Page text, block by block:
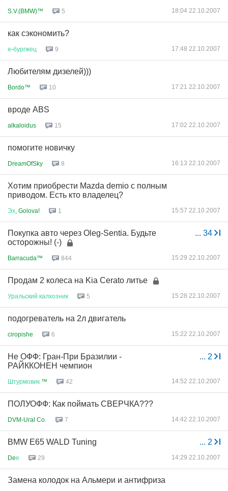
S.V.(BMW)™ 5 18:04 22.10.2007
как сэкономить?
е-бургжец 9 17:48 22.10.2007
Любителям дизелей)))
Bordo™ 10 17:21 22.10.2007
вроде ABS
alkaloidus 15 17:02 22.10.2007
помогите новичку
DreamOfSky 8 16:13 22.10.2007
Хотим приобрести Mazda demio с полным
приводом. Есть кто владелец?
Эх , Golova! 1 15:57 22.10.2007
... 34
Покупка авто через Oleg-Sentia. Будьте
осторожны! (-)
Barracuda™ 844 15:29 22.10.2007
Продам 2 колеса на Kia Cerato литье
Уральский калхозник 5 15:28 22.10.2007
подогреватель на 2л двигатель
ciropishe 6 15:22 22.10.2007
... 2
Не ОФФ: Гран-При Бразилии -
РАЙККОНЕН чемпион
Штурмовик ™ 42 14:52 22.10.2007
ПОЛУОФФ: Как поймать СВЕРЧКА???
DVM-Ural Co. 7 14:42 22.10.2007
... 2
BMW E65 WALD Tuning
Deе 29 14:29 22.10.2007
Замена колодок на Альмери и антифриза